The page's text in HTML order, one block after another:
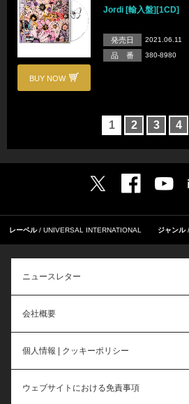
BUY NOW
Jordi [輸入盤][1CD]
発売日 2021.06.11
品 番 380-8980
1 2 3 4
レーベル UNIVERSAL INTERNATIONAL ジャンル
ニュースレター
会社概要
個人情報 | クッキーポリシー
ウェブサイトにおける免責事項